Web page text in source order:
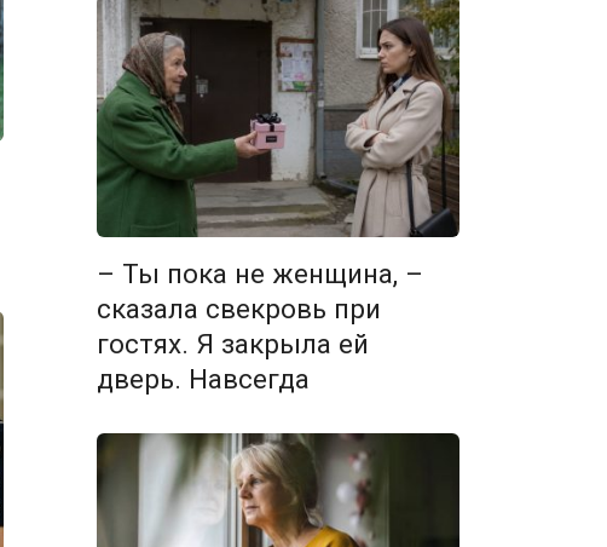
– Ты пока не женщина, –
сказала свекровь при
гостях. Я закрыла ей
дверь. Навсегда